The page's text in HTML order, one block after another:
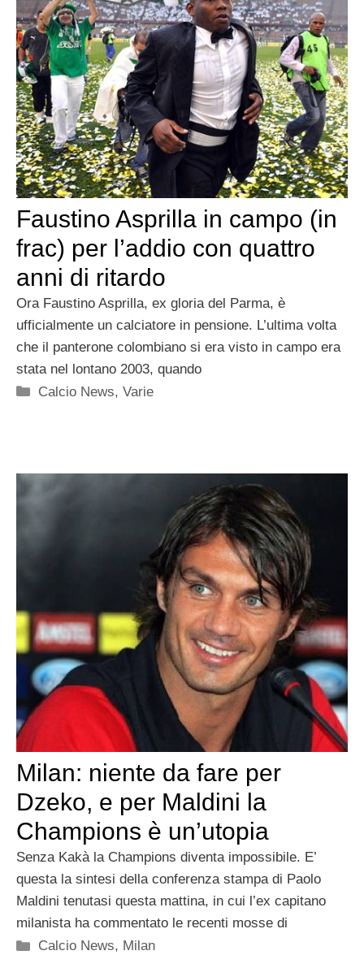
Faustino Asprilla in campo (in
frac) per l’addio con quattro
anni di ritardo
Ora Faustino Asprilla, ex gloria del Parma, è
ufficialmente un calciatore in pensione. L’ultima volta
che il panterone colombiano si era visto in campo era
stata nel lontano 2003, quando
Categorie
Calcio News,Varie
Milan: niente da fare per
Dzeko, e per Maldini la
Champions è un’utopia
Senza Kakà la Champions diventa impossibile. E’
questa la sintesi della conferenza stampa di Paolo
Maldini tenutasi questa mattina, in cui l’ex capitano
milanista ha commentato le recenti mosse di
Categorie
Calcio News, Milan